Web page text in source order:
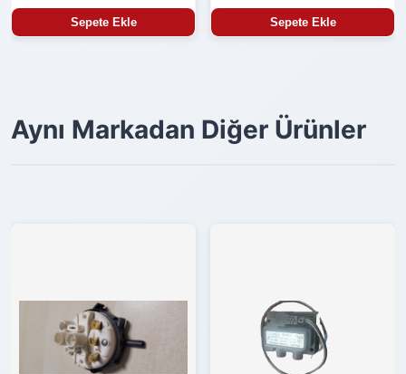
Sepete Ekle Sepete Ekle
Aynı Markadan Diğer Ürünler